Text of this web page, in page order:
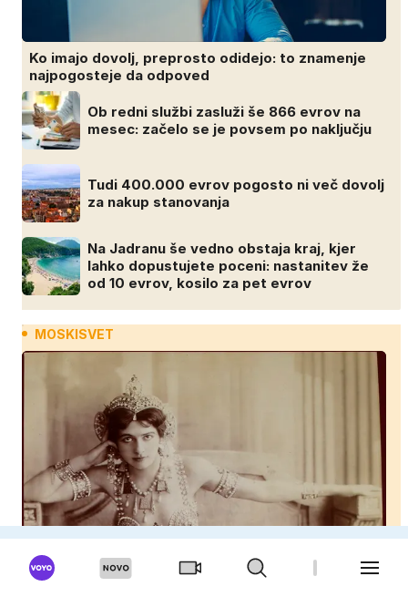
Ko imajo dovolj, preprosto odidejo: to znamenje
najpogosteje da odpoved
Ob redni službi zasluži še 866 evrov na
mesec: začelo se je povsem po naključju
Tudi 400.000 evrov pogosto ni več dovolj
za nakup stanovanja
Na Jadranu še vedno obstaja kraj, kjer
lahko dopustujete poceni: nastanitev že
od 10 evrov, kosilo za pet evrov
MOSKISVET
strelskim vodom